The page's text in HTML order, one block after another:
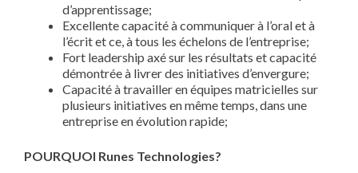
d’apprentissage;
Excellente capacité à communiquer à l’oral et à
l’écrit et ce, à tous les échelons de l’entreprise;
Fort leadership axé sur les résultats et capacité
démontrée à livrer des initiatives d’envergure;
Capacité à travailler en équipes matricielles sur
plusieurs initiatives en même temps, dans une
entreprise en évolution rapide;
POURQUOI Runes Technologies?